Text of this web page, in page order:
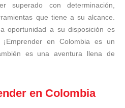
superado con determinación,
que tiene a su alcance.
oportunidad a su disposición es
en Colombia es un
es una aventura llena de
en Colombia